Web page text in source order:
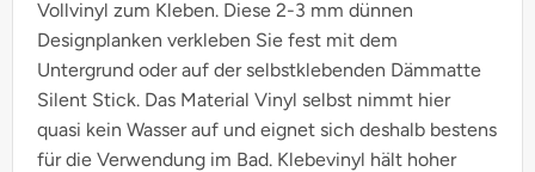
Vollvinyl zum Kleben. Diese 2-3 mm dünnen
Designplanken verkleben Sie fest mit dem
Untergrund oder auf der selbstklebenden Dämmatte
Silent Stick. Das Material Vinyl selbst nimmt hier
quasi kein Wasser auf und eignet sich deshalb bestens
für die Verwendung im Bad. Klebevinyl hält hoher